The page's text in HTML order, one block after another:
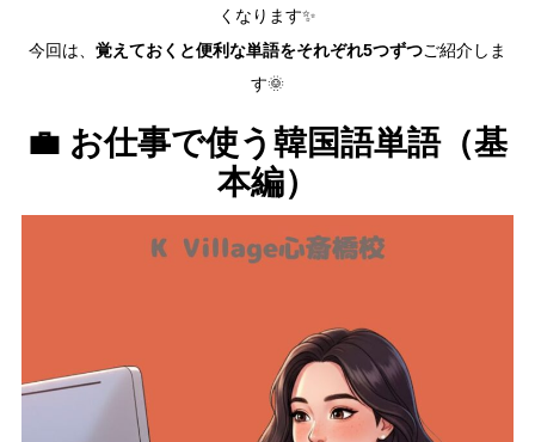
くなります✨
今回は、 覚えておくと便利な単語をそれぞれ5つずつご紹介しま
す🌞
💼 お仕事で使う韓国語単語（基
本編）